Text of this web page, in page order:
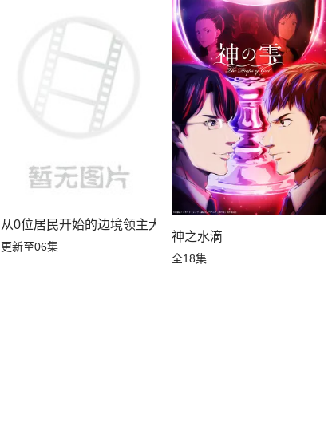
后我成为了传说
从0位居民开始的边境领主大人
更新至06集
神之水滴
全18集